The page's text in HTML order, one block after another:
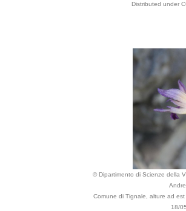
Distributed under
© Dipartimento di Scienze della
Comune di Tignale, alture ad
18/